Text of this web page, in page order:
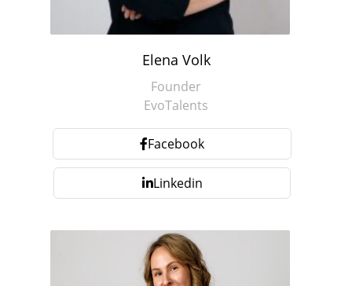
Elena Volk
Founder
EvoTalents
Facebook
Linkedin